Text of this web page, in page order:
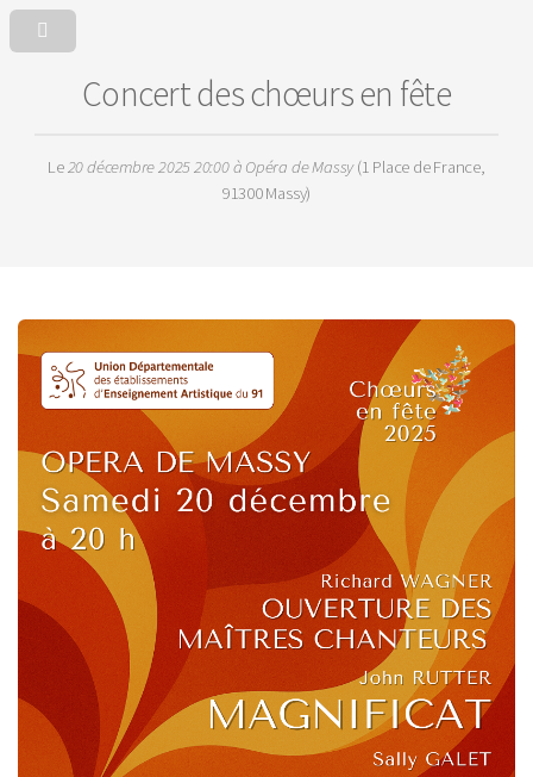
Concert des chœurs en fête
Le20 décembre 2025 20:00à Opéra de Massy(1 Place de France,
91300 Massy)